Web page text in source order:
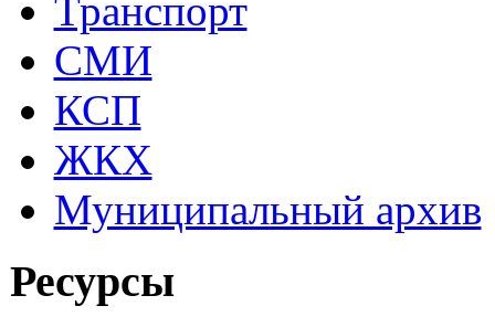
Транспорт
СМИ
КСП
ЖКХ
Муниципальный архив
Ресурсы